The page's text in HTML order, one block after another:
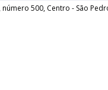
500, Centro - São